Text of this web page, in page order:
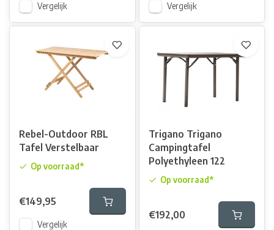
Vergelijk Vergelijk
Rebel-Outdoor RBL
Tafel Verstelbaar
Op voorraad*
€149,95
Vergelijk
Trigano Trigano
Campingtafel
Polyethyleen 122
Op voorraad*
€192,00